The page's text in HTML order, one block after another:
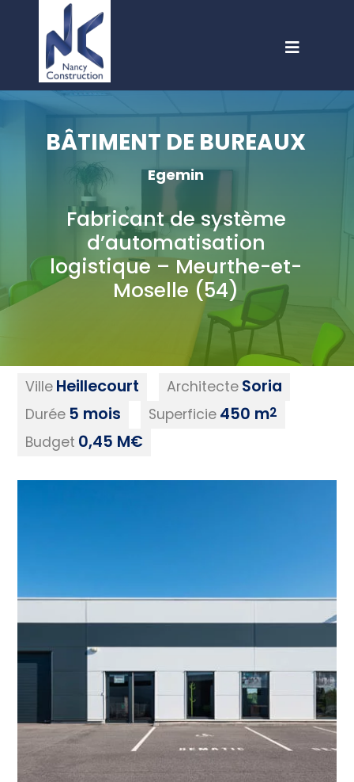
BÂTIMENT DE BUREAUX
Egemin
Fabricant de système
d’automatisation
logistique – Meurthe-et-
Moselle (54)
Ville Heillecourt Architecte Soria
Durée 5 mois Superficie 450 m2
Budget 0,45 M€